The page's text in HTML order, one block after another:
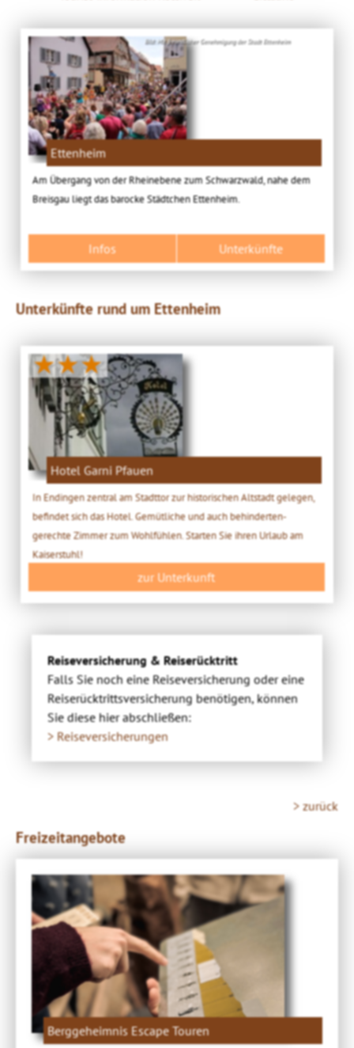
Bild: Mit freundlicher Genehmigung der Stadt Ettenheim
Ettenheim
Am Übergang von der Rheinebene zum Schwarzwald, nahe dem
Breisgau liegt das barocke Städtchen Ettenheim.
Infos Unterkünfte
Unterkünfte rund um Ettenheim
★★★
Hotel Garni Pfauen
In Endingen zentral am Stadttor zur historischen Altstadt gelegen,
befindet sich das Hotel. Gemütliche und auch behinderten-
gerechte Zimmer zum Wohlfühlen. Starten Sie ihren Urlaub am
Kaiserstuhl!
zur Unterkunft
Reiseversicherung & Reiserücktritt
Falls Sie noch eine Reiseversicherung oder eine
Reiserücktrittsversicherung benötigen, können
Sie diese hier abschließen:
> Reiseversicherungen
> zurück
Freizeitangebote
Berggeheimnis Escape Touren